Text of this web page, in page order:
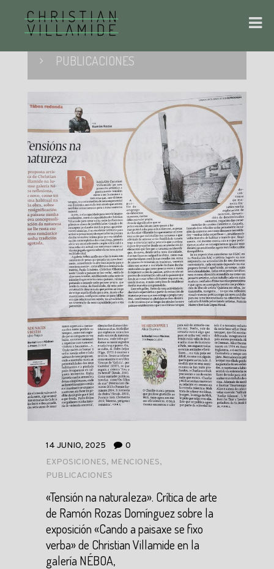
PUBLICACIONES
14 JUNIO, 2025
0
EXPOSICIONES, MENCIONES,
PUBLICACIONES
«Tensión na naturaleza». Crítica de arte
de Ramón Rozas Domínguez sobre la
exposición «Cando a paisaxe se fixo
verba» de Christian Villamide en la
galería NÉBOA,